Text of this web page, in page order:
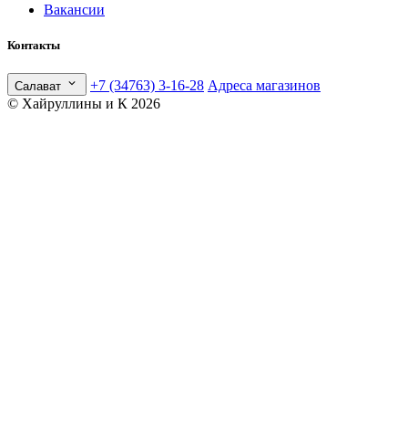
Вакансии
Контакты
Салават +7 (34763) 3-16-28 Адреса магазинов
© Хайруллины и К 2026